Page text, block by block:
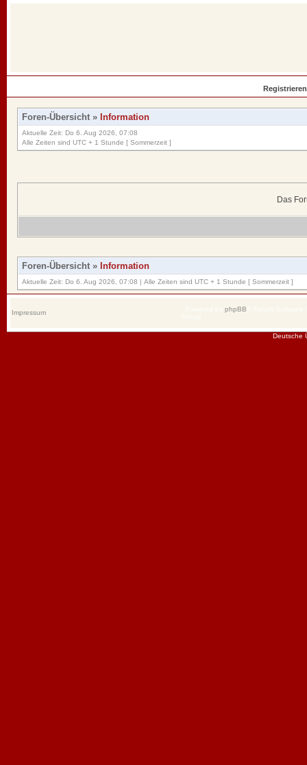
Registrieren
Foren-Übersicht » Information
Aktuelle Zeit: Do 6. Aug 2026, 07:08
Alle Zeiten sind UTC + 1 Stunde [ Sommerzeit ]
Das
Foren-Übersicht » Information
Aktuelle Zeit: Do 6. Aug 2026, 07:08 | Alle Zeiten sind UTC + 1 Stunde [ Sommerzeit ]
Impressum phpBB
Deutsche